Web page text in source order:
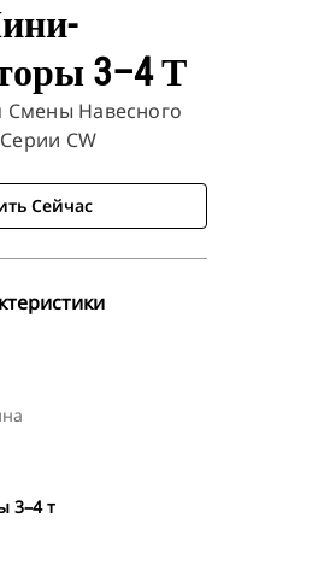
3–4 Т
Смены Навесного
CW
Сейчас
3–4 т